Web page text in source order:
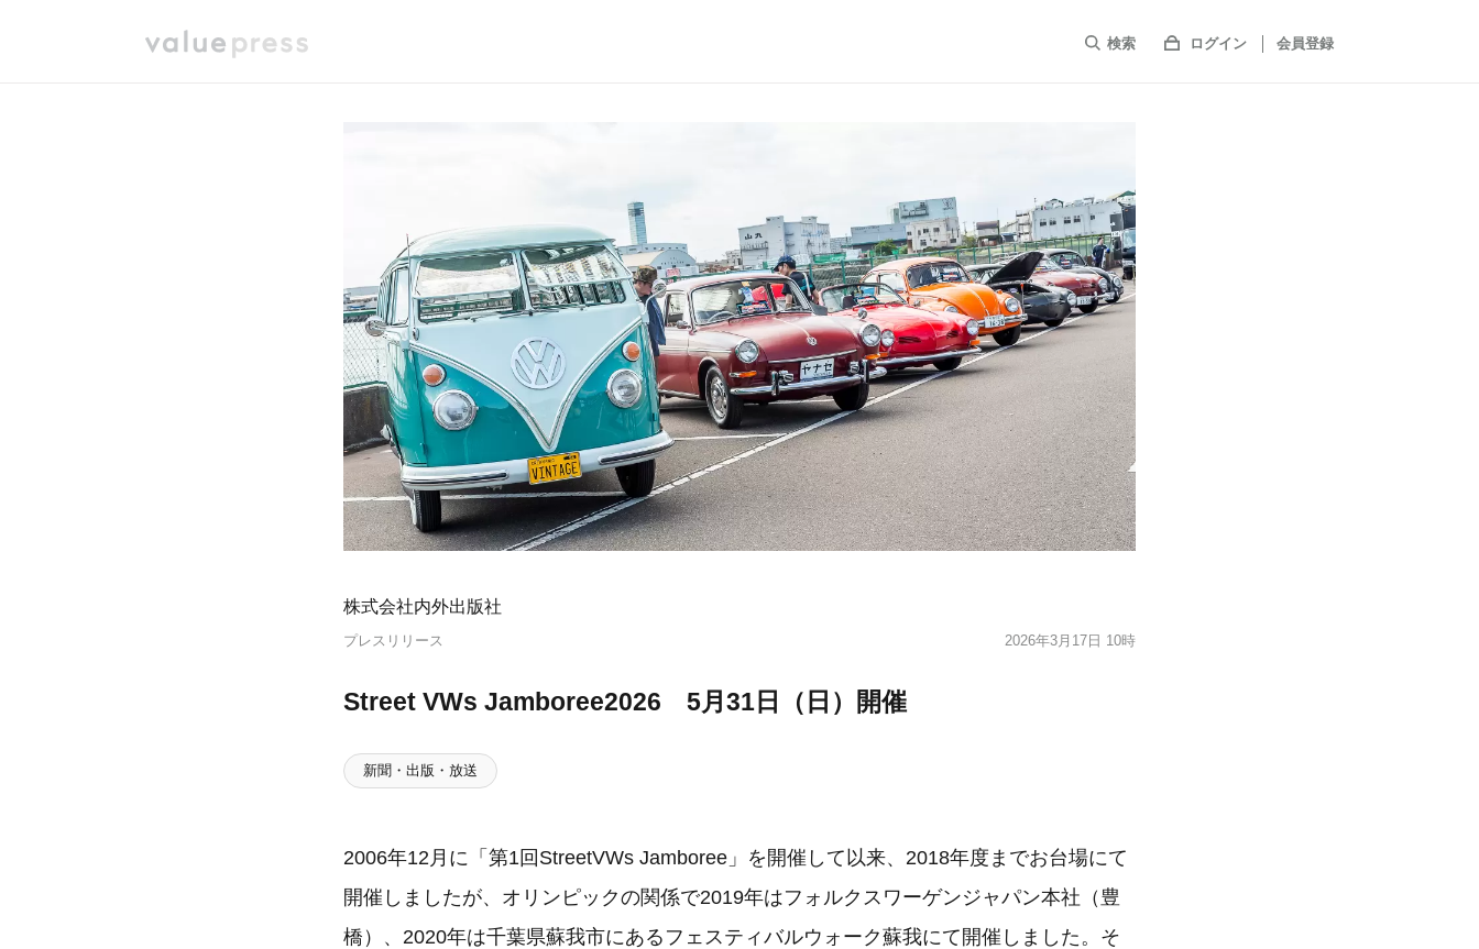
検索 ログイン 会員登録
株式会社内外出版社
プレスリリース 2026年3月17日 10時
Street VWs Jamboree2026 5月31日（日）開催
新聞・出版・放送
2006年12月に「第1回StreetVWs Jamboree」を開催して以来、2018年度までお台場にて
開催しましたが、オリンピックの関係で2019年はフォルクスワーゲンジャパン本社（豊
橋）、2020年は千葉県蘇我市にあるフェスティバルウォーク蘇我にて開催しました。そ